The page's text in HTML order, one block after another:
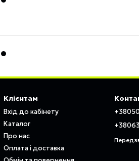
Клієнтам
Вхід до кабінету
Каталог
Про нас
Оплата і доставка